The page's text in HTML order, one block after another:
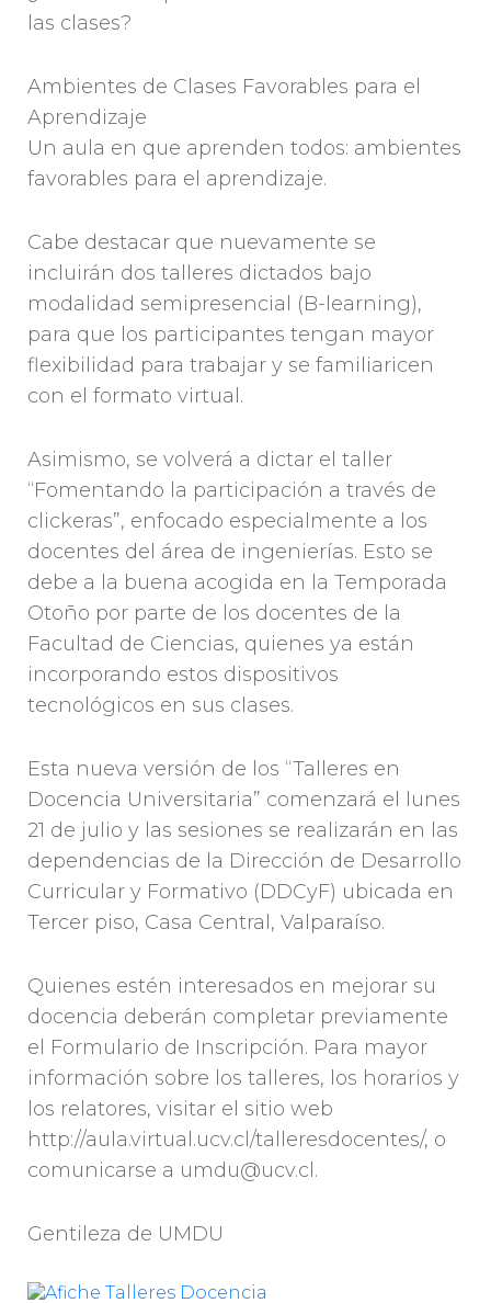
las clases?
Ambientes de Clases Favorables para el
Aprendizaje
Un aula en que aprenden todos: ambientes
favorables para el aprendizaje.
Cabe destacar que nuevamente se
incluirán dos talleres dictados bajo
modalidad semipresencial (B-learning),
para que los participantes tengan mayor
flexibilidad para trabajar y se familiaricen
con el formato virtual.
Asimismo, se volverá a dictar el taller
“Fomentando la participación a través de
clickeras”, enfocado especialmente a los
docentes del área de ingenierías. Esto se
debe a la buena acogida en la Temporada
Otoño por parte de los docentes de la
Facultad de Ciencias, quienes ya están
incorporando estos dispositivos
tecnológicos en sus clases.
Esta nueva versión de los “Talleres en
Docencia Universitaria” comenzará el lunes
21 de julio y las sesiones se realizarán en las
dependencias de la Dirección de Desarrollo
Curricular y Formativo (DDCyF) ubicada en
Tercer piso, Casa Central, Valparaíso.
Quienes estén interesados en mejorar su
docencia deberán completar previamente
el Formulario de Inscripción. Para mayor
información sobre los talleres, los horarios y
los relatores, visitar el sitio web
http://aula.virtual.ucv.cl/talleresdocentes/, o
comunicarse a umdu@ucv.cl.
Gentileza de UMDU